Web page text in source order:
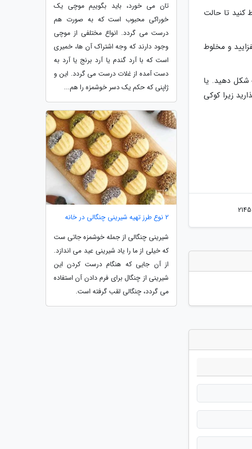
کنید تا حالت
و مخلوط
شکل دهید. یا
حدود 5 سانتی متر فاصله بگذارید زیرا کوکی
تان می خورد، باید بگوییم موچی یک
خوراکی محبوب است که به صورت هم
درست می گردد. انواع مختلفی از موچی
وجود دارند که وجه اشتراک آن ها، خمیری
است که با آرد گندم یا آرد برنج یا آرد به
دست آمده از غلات درست می گردد. این و
ژاپنی که حکم یک دسر خوشمزه را هم...
2 نوع طرز تهیه شیرینی چنگالی در خانه
شیرینی چنگالی از جمله خوشمزه جاتی ست
که خیلی از ما را یاد شیرینی عید می اندازد.
از آن جایی که هنگام درست کردن این
شیرینی از چنگال برای فرم دادن آن استفاده
می گردد، چنگالی لقب گرفته است.